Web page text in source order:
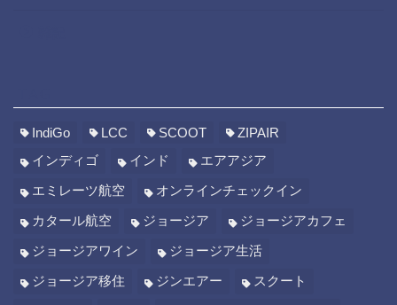
IndiGo LCC SCOOT
ZIPAIR
インディゴ
インド
エアアジア
エミレーツ航空
オンラインチェックイン
カタール航空
ジョージア
ジョージアカフェ
ジョージアワイン
ジョージア生活
ジョージア移住
ジンエアー
スクート